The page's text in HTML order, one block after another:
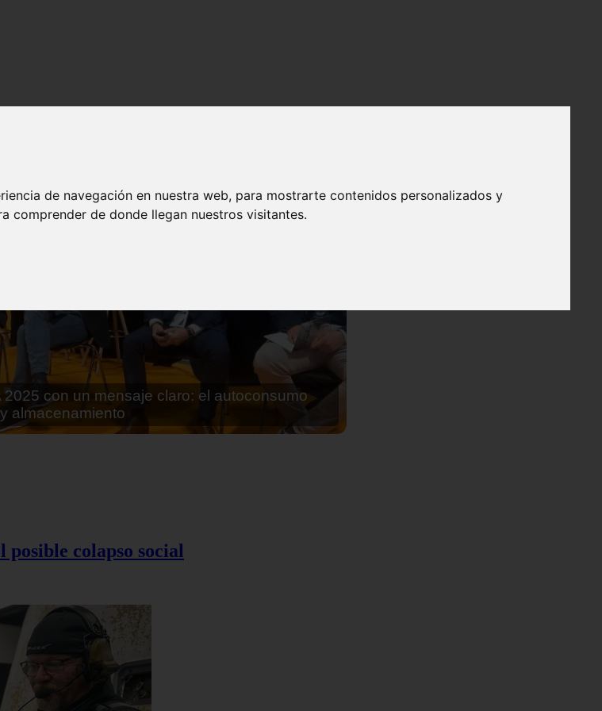
de navegación en nuestra web, para mostrarte contenidos personalizados y
comprender de donde llegan nuestros visitantes.
imposible: Utilizarán moléculas de agua para
colapso social